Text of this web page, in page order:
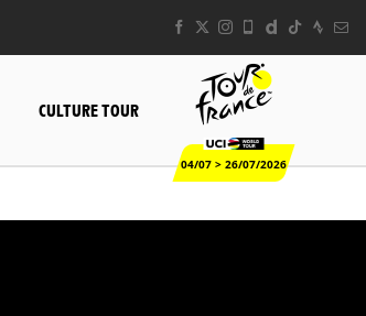
CULTURE TOUR
04/07 > 26/07/2026